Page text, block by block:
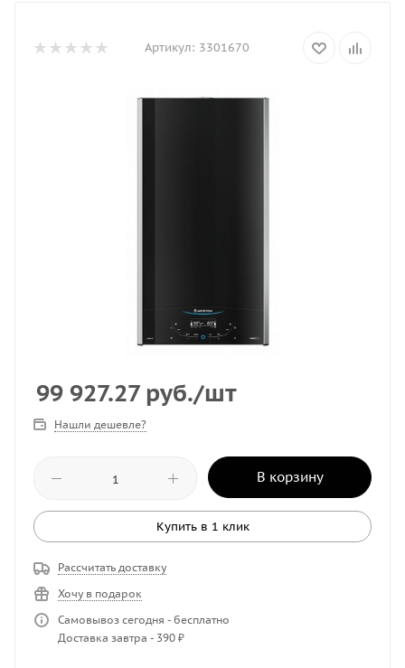
Артикул: 3301670
99 927.27руб./шт
Нашли дешевле?
В корзину
Купить в 1 клик
Рассчитать доставку
Хочу в подарок
Самовывоз сегодня - бесплатно
Доставка завтра - 390 ₽